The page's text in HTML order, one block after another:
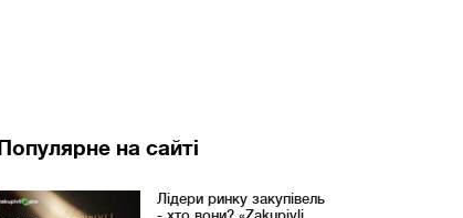
Популярне на сайті
Лідери ринку закупівель